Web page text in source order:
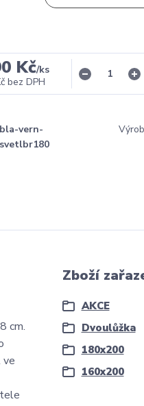
Kč/ks
bez DPH
bla-vern-
svetlbr180
cm.
ve
Zboží
AKCE
Dvoulůžka
180x200
160x200